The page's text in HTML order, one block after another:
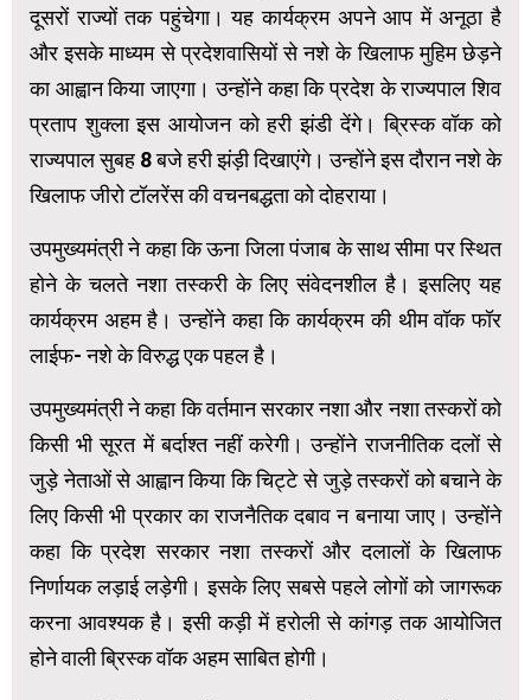
दूसरों राज्यों तक पहुंचेगा। यह कार्यक्रम अपने आप में अनूठा है
और इसके माध्यम से प्रदेशवासियों से नशे के खिलाफ मुहिम छेड़ने
का आह्वान किया जाएगा। उन्होंने कहा कि प्रदेश के राज्यपाल शिव
प्रताप शुक्ला इस आयोजन को हरी झंडी देंगे। ब्रिस्क वॉक को
राज्यपाल सुबह 8 बजे हरी झंड़ी दिखाएंगे। उन्होंने इस दौरान नशे के
खिलाफ जीरो टॉलरेंस की वचनबद्धता को दोहराया।
उपमुख्यमंत्री ने कहा कि ऊना जिला पंजाब के साथ सीमा पर स्थित
होने के चलते नशा तस्करी के लिए संवेदनशील है। इसलिए यह
कार्यक्रम अहम है। उन्होंने कहा कि कार्यक्रम की थीम वॉक फॉर
लाईफ- नशे के विरुद्ध एक पहल है।
उपमुख्यमंत्री ने कहा कि वर्तमान सरकार नशा और नशा तस्करों को
किसी भी सूरत में बर्दाश्त नहीं करेगी। उन्होंने राजनीतिक दलों से
जुड़े नेताओं से आह्वान किया कि चिट्टे से जुड़े तस्करों को बचाने के
लिए किसी भी प्रकार का राजनैतिक दबाव न बनाया जाए। उन्होंने
कहा कि प्रदेश सरकार नशा तस्करों और दलालों के खिलाफ
निर्णायक लड़ाई लड़ेगी। इसके लिए सबसे पहले लोगों को जागरूक
करना आवश्यक है। इसी कड़ी में हरोली से कांगड़ तक आयोजित
होने वाली ब्रिस्क वॉक अहम साबित होगी।